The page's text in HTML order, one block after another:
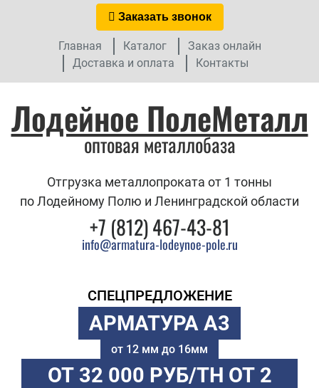
Заказать звонок
Главная Каталог
Заказ онлайн
Доставка и оплата
Контакты
Лодейное ПолеМеталл
оптовая металлобаза
Отгрузка металлопроката от 1 тонны
по Лодейному Полю и Ленинградской области
+7 (812) 467-43-81
info@armatura-lodeynoe-pole.ru
СПЕЦПРЕДЛОЖЕНИЕ
АРМАТУРА А3
от 12 мм до 16мм
ОТ 32 000 РУБ/ТН ОТ 2